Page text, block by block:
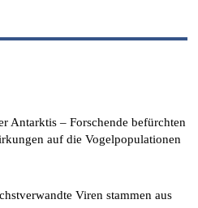
Antarktis – Forschende befürchten
auf die Vogelpopulationen
Viren stammen aus